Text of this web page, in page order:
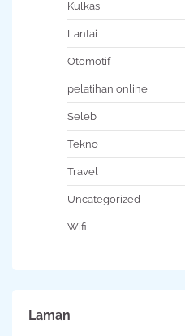
Kulkas
Lantai
Otomotif
pelatihan online
Seleb
Tekno
Travel
Uncategorized
Wifi
Laman